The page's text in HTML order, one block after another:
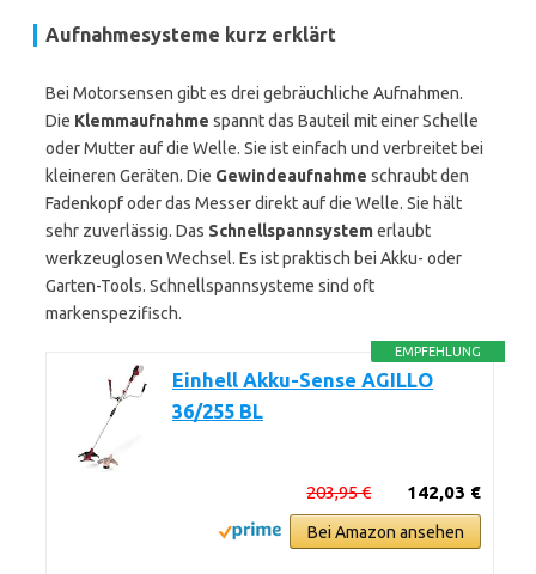
Aufnahmesysteme kurz erklärt
Bei Motorsensen gibt es drei gebräuchliche Aufnahmen.
Die Klemmaufnahme spannt das Bauteil mit einer Schelle
oder Mutter auf die Welle. Sie ist einfach und verbreitet bei
kleineren Geräten. Die Gewindeaufnahme schraubt den
Fadenkopf oder das Messer direkt auf die Welle. Sie hält
sehr zuverlässig. Das Schnellspannsystemerlaubt
werkzeuglosen Wechsel. Es ist praktisch bei Akku- oder
Garten-Tools. Schnellspannsysteme sind oft
markenspezifisch.
EMPFEHLUNG
Einhell Akku-Sense AGILLO
36/255 BL
142,03 €
203,95 €
Bei Amazon ansehen